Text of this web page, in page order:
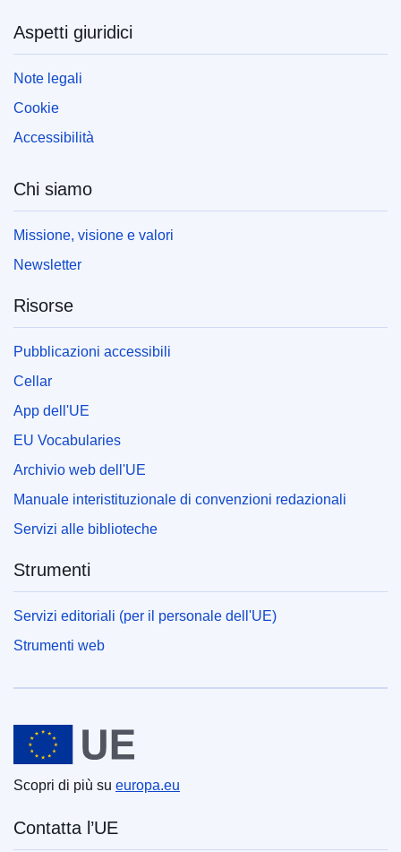
Aspetti giuridici
Note legali
Cookie
Accessibilità
Chi siamo
Missione, visione e valori
Newsletter
Risorse
Pubblicazioni accessibili
Cellar
App dell'UE
EU Vocabularies
Archivio web dell'UE
Manuale interistituzionale di convenzioni redazionali
Servizi alle biblioteche
Strumenti
Servizi editoriali (per il personale dell'UE)
Strumenti web
Unione europea
Scopri di più su europa.eu
Contatta l’UE